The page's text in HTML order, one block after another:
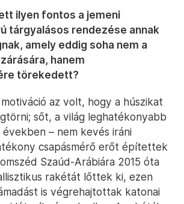
a szervezet soraiban 18 ezer
húszikat nemcsak a felkínált
sarkallhatják megegyezésre,
hogy az év első negyedében
vereségek ellenére is a
köthetnek alkut. Azt tudni,
saját útján húszi vezetés egy
folytat szaúdi megbízottakkal
megállapodásról, ennek pontos
azonban semmit nem tudni.
ilyen fontos a jemeni
tárgyalásos rendezése annak